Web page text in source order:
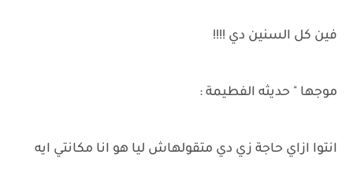
فين كل السنين دي !!!!
موجها " حديثه الفطيمة :
انتوا ازاي حاجة زي دي متقولهاش ليا هو انا مكانتي ايه